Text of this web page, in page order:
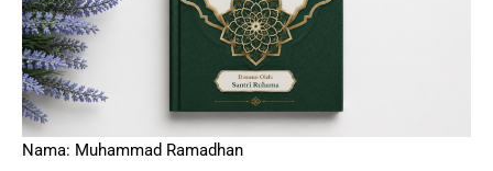
Nama: Muhammad Ramadhan